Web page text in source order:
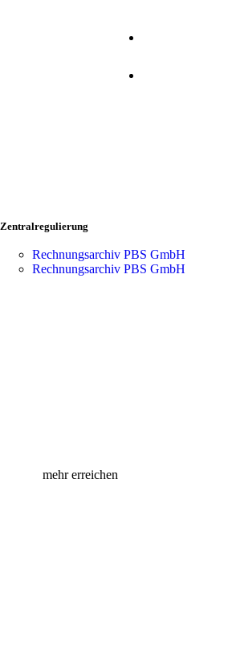
Zentralregulierung
Rechnungsarchiv PBS GmbH
Rechnungsarchiv PBS GmbH
mehr erreichen